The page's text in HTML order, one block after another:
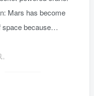
Mars has become
space because…